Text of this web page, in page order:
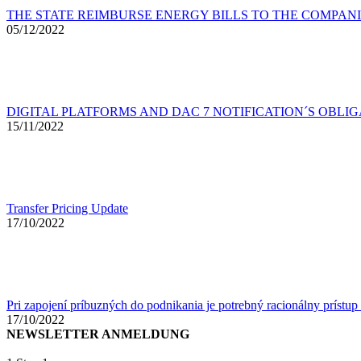
THE STATE REIMBURSE ENERGY BILLS TO THE
05/12/2022
DIGITAL PLATFORMS AND DAC 7 NOTIFICATION´S
15/11/2022
Transfer Pricing Update
17/10/2022
Pri zapojení príbuzných do podnikania je potrebný racionálny
17/10/2022
NEWSLETTER ANMELDUNG